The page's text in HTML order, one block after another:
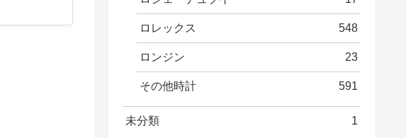
ロレックス 548
ロンジン 23
その他時計 591
未分類 1